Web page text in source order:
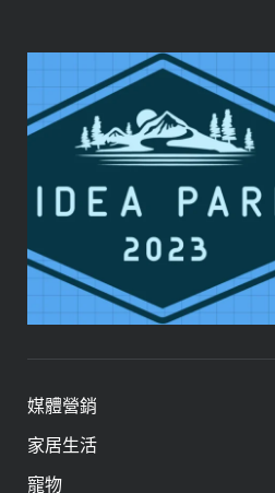
ideapark.quest
媒體營銷
家居生活
寵物